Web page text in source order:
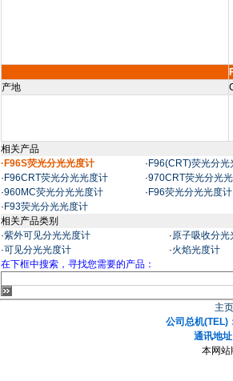
产地
相关产品
·F96S荧光分光光度计
· F96(CRT)荧光分光
· F96CRT荧光分光光度计 ·970CRT荧光分光
·960MC荧光分光光度计 · F96荧光分光光度计
· F93荧光分光光度计
相关产品类别
·紫外可见分光光度计 ·原子吸收分光
·可见分光光度计 ·火焰光度计
在下框中搜索，寻找您需要的产品：
主
公司总机
通讯地
本网